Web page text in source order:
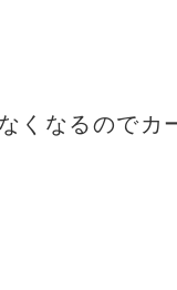
くなるのでカ